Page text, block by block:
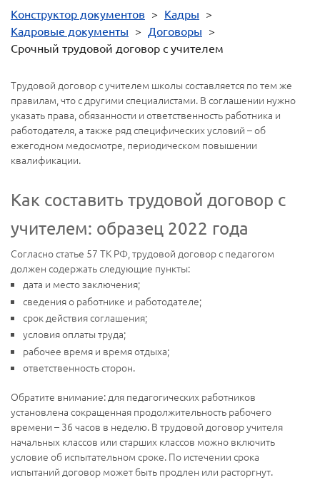
Конструктор документов > Кадры >
Кадровые документы > Договоры >
Срочный трудовой договор с учителем
Трудовой договор с учителем школы составляется по тем же
правилам, что с другими специалистами. В соглашении нужно
указать права, обязанности и ответственность работника и
работодателя, а также ряд специфических условий – об
ежегодном медосмотре, периодическом повышении
квалификации.
Как составить трудовой договор с
учителем: образец 2022 года
Согласно статье 57 ТК РФ, трудовой договор с педагогом
должен содержать следующие пункты:
дата и место заключения;
сведения о работнике и работодателе;
срок действия соглашения;
условия оплаты труда;
рабочее время и время отдыха;
ответственность сторон.
Обратите внимание: для педагогических работников
установлена сокращенная продолжительность рабочего
времени – 36 часов в неделю. В трудовой договор учителя
начальных классов или старших классов можно включить
условие об испытательном сроке. По истечении срока
испытаний договор может быть продлен или расторгнут.